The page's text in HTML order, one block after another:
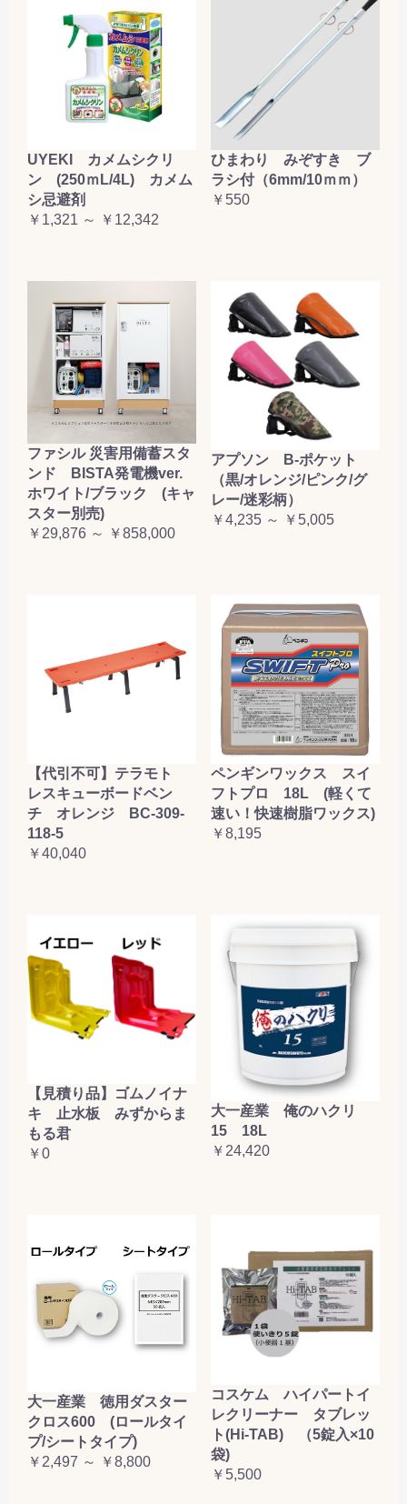
お買い物を続ける
UYEKI カメムシクリ
ン (250ｍL/4L) カメム
シ忌避剤
￥1,321 ～ ￥12,342
ひまわり みぞすき ブ
ラシ付（6mm/10ｍｍ）
￥550
ファシル 災害用備蓄スタ
ンド BISTA発電機ver.
ホワイト/ブラック (キャ
スター別売)
￥29,876 ～ ￥858,000
アプソン B-ポケット
（黒/オレンジ/ピンク/グ
レー/迷彩柄）
￥4,235 ～ ￥5,005
【代引不可】テラモト
レスキューボードベン
チ オレンジ BC-309-
118-5
￥40,040
ペンギンワックス スイ
フトプロ 18L (軽くて
速い！快速樹脂ワックス)
￥8,195
【見積り品】ゴムノイナ
キ 止水板 みずからま
もる君
￥0
大一産業 俺のハクリ
15 18L
￥24,420
大一産業 徳用ダスター
クロス600 (ロールタイ
プ/シートタイプ)
￥2,497 ～ ￥8,800
コスケム ハイパートイ
レクリーナー タブレッ
ト(Hi-TAB) （5錠入×10
袋)
￥5,500